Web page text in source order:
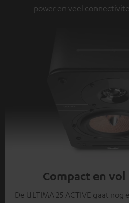
power en veel
Compact en
De ULTIMA 25 ACTIVE gaat